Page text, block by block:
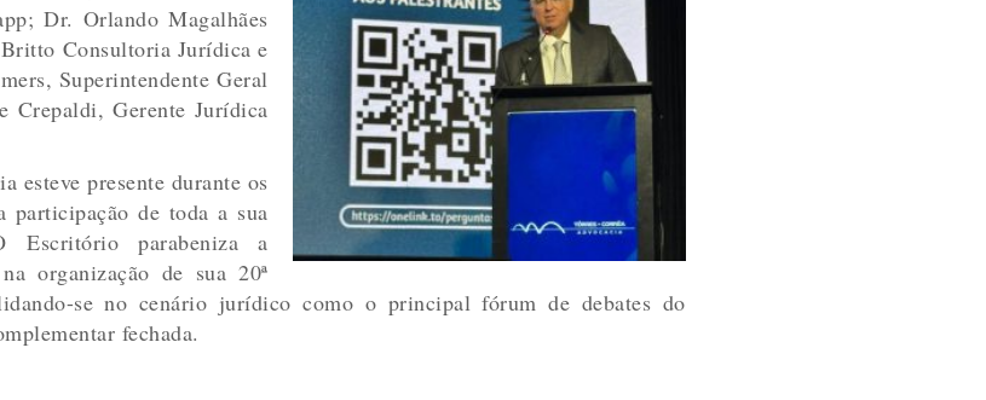
Dr. Orlando Magalhães
Consultoria Jurídica e
Superintendente Geral
Crepaldi, Gerente Jurídica
esteve presente durante os
participação de toda a sua
Escritório parabeniza a
organização de sua 20ª
se no cenário jurídico como o principal fórum de debates do
fechada.